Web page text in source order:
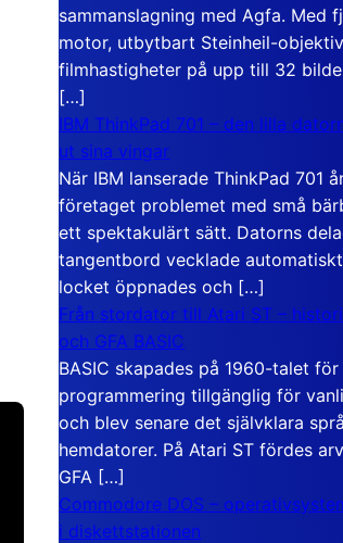
sammanslagning med Agfa. Med
motor, utbytbart Steinheil-
filmhastigheter på upp till 32
[…]
IBM ThinkPad 701 – den lilla
ut sina vingar
När IBM lanserade ThinkPad 701
företaget problemet med små
ett spektakulärt sätt. Datorns
tangentbord vecklade
locket öppnades och […]
Från stordator till Atari ST –
och GFA BASIC
BASIC skapades på 1960-talet
programmering tillgänglig för
och blev senare det självklara
hemdatorer. På Atari ST fördes
GFA […]
Commodore DOS –
i diskettstationen